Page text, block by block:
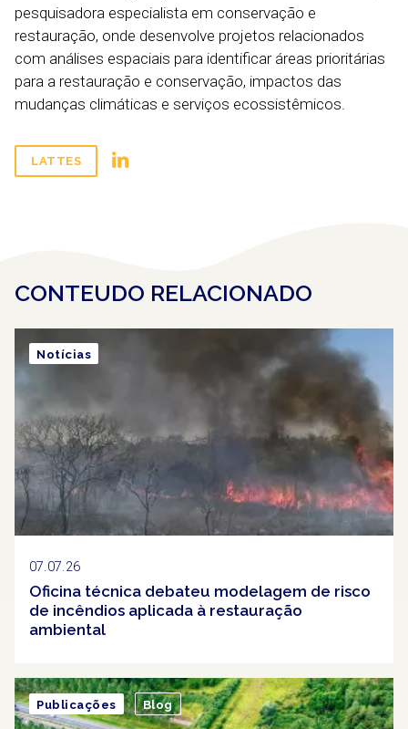
pesquisadora especialista em conservação e
restauração, onde desenvolve projetos relacionados
com análises espaciais para identificar áreas prioritárias
para a restauração e conservação, impactos das
mudanças climáticas e serviços ecossistêmicos.
LATTES
CONTEUDO RELACIONADO
07.07.26
Oficina técnica debateu modelagem de risco
de incêndios aplicada à restauração
ambiental
Notícias
Publicações Blog